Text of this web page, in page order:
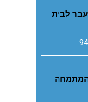
לבית
המתמחה